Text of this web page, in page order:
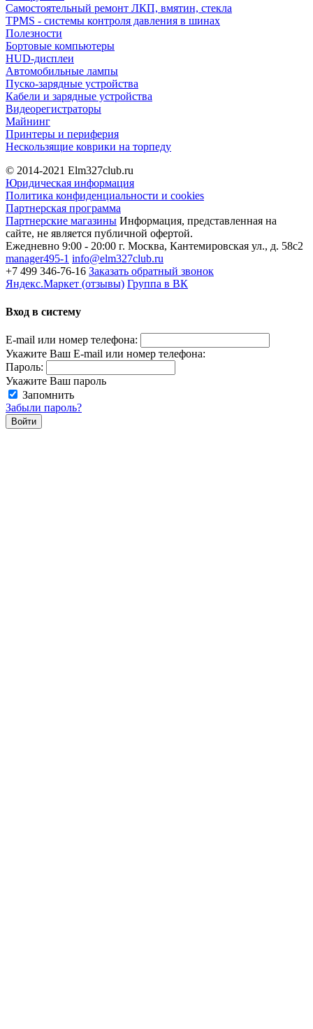
Самостоятельный ремонт ЛКП, вмятин, стекла
TPMS - системы контроля давления в шинах
Полезности
Бортовые компьютеры
HUD-дисплеи
Автомобильные лампы
Пуско-зарядные устройства
Кабели и зарядные устройства
Видеорегистраторы
Майнинг
Принтеры и периферия
Нескользящие коврики на торпеду
© 2014-2021 Elm327club.ru
Юридическая информация
Политика конфиденциальности и cookies
Партнерская программа
Партнерские магазины Информация, представленная на
сайте, не является публичной офертой.
Ежедневно 9:00 - 20:00 г. Москва, Кантемировская ул., д. 58с2
manager495-1 info@elm327club.ru
+7 499 346-76-16 Заказать обратный звонок
Яндекс.Маркет (отзывы) Группа в ВК
Вход в систему
E-mail или номер телефона:
Укажите Ваш E-mail или номер телефона:
Пароль:
Укажите Ваш пароль
Запомнить
Забыли пароль?